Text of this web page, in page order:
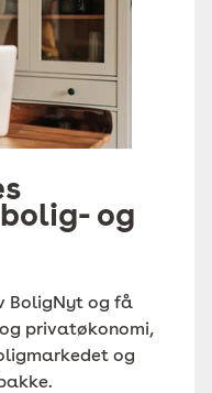
og
BoligNyt og få
privatøkonomi,
og